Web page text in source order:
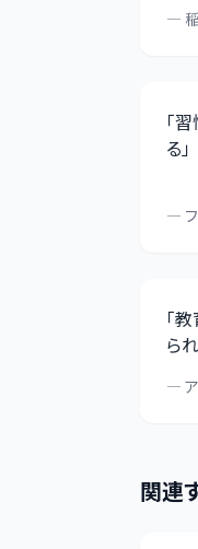
—
「習
る」
—
「教
ら
—
関連